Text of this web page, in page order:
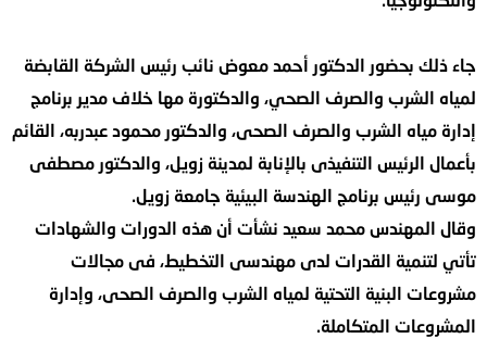
جاء ذلك بحضور الدكتور أحمد معوض نائب رئيس الشركة القابضة
لمياه الشرب والصرف الصحي، والدكتورة مها خلاف مدير برنامج
إدارة مياه الشرب والصرف الصحى، والدكتور محمود عبدربه، القائم
بأعمال الرئيس التنفيذى بالإنابة لمدينة زويل، والدكتور مصطفى
موسى رئيس برنامج الهندسة البيئية جامعة زويل.
وقال المهندس محمد سعيد نشأت أن هذه الدورات والشهادات
تأتي لتنمية القدرات لدى مهندسى التخطيط، فى مجالات
مشروعات البنية التحتية لمياه الشرب والصرف الصحى، وإدارة
المشروعات المتكاملة.